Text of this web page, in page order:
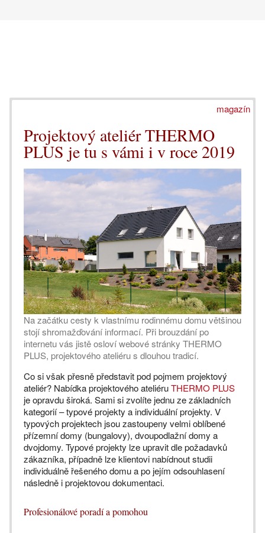
magazín
Projektový ateliér THERMO
PLUS je tu s vámi i v roce 2019
Na začátku cesty k vlastnímu rodinnému domu většinou
stojí shromažďování informací. Při brouzdání po
internetu vás jistě osloví webové stránky THERMO
PLUS, projektového ateliéru s dlouhou tradicí.
Co si však přesně představit pod pojmem projektový
ateliér? Nabídka projektového ateliéruTHERMO PLUS
je opravdu široká. Sami si zvolíte jednu ze základních
kategorií – typové projekty a individuální projekty. V
typových projektech jsou zastoupeny velmi oblíbené
přízemní domy (bungalovy), dvoupodlažní domy a
dvojdomy. Typové projekty lze upravit dle požadavků
zákazníka, případně lze klientovi nabídnout studii
individuálně řešeného domu a po jejím odsouhlasení
následně i projektovou dokumentaci.
Profesionálové poradí a pomohou